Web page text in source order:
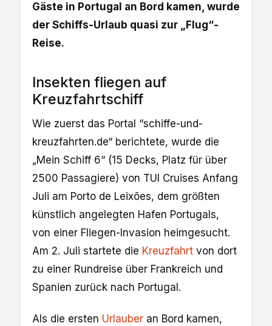
Gäste in Portugal an Bord kamen, wurde
der Schiffs-Urlaub quasi zur „Flug“-
Reise.
Insekten fliegen auf
Kreuzfahrtschiff
Wie zuerst das Portal “schiffe-und-
kreuzfahrten.de“ berichtete, wurde die
„Mein Schiff 6“ (15 Decks, Platz für über
2500 Passagiere) von TUI Cruises Anfang
Juli am Porto de Leixões, dem größten
künstlich angelegten Hafen Portugals,
von einer Fliegen-Invasion heimgesucht.
Am 2. Juli startete die Kreuzfahrt von dort
zu einer Rundreise über Frankreich und
Spanien zurück nach Portugal.
Als die ersten Urlauber an Bord kamen,